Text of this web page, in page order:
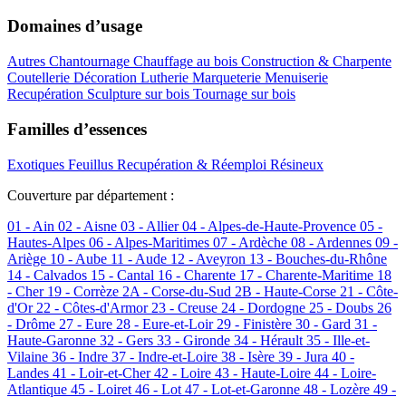
Domaines d’usage
Autres Chantournage Chauffage au bois Construction & Charpente
Coutellerie Décoration Lutherie Marqueterie Menuiserie
Recupération Sculpture sur bois Tournage sur bois
Familles d’essences
Exotiques Feuillus Recupération & Réemploi Résineux
Couverture par département :
01 - Ain 02 - Aisne 03 - Allier04 - Alpes-de-Haute-Provence 05 -
Hautes-Alpes 06 - Alpes-Maritimes 07 - Ardèche 08 - Ardennes 09 -
Ariège 10 - Aube 11 - Aude 12 - Aveyron 13 - Bouches-du-Rhône
14 - Calvados 15 - Cantal 16 - Charente 17 - Charente-Maritime 18
- Cher 19 - Corrèze 2A - Corse-du-Sud 2B - Haute-Corse 21 - Côte-
d'Or 22 - Côtes-d'Armor 23 - Creuse 24 - Dordogne 25 - Doubs 26
- Drôme 27 - Eure 28 - Eure-et-Loir 29 - Finistère 30 - Gard 31 -
Haute-Garonne 32 - Gers 33 - Gironde 34 - Hérault 35 - Ille-et-
Vilaine 36 - Indre 37 - Indre-et-Loire 38 - Isère 39 - Jura 40 -
Landes 41 - Loir-et-Cher42 - Loire 43 - Haute-Loire 44 - Loire-
Atlantique 45 - Loiret 46 - Lot 47 - Lot-et-Garonne 48 - Lozère 49 -